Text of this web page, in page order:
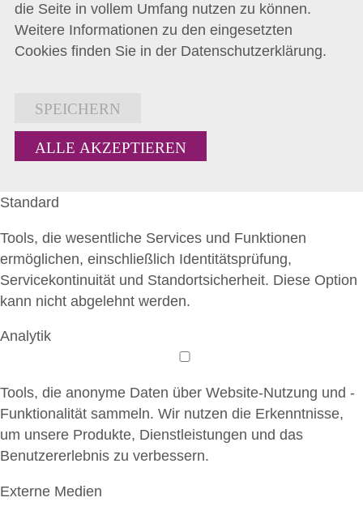
die Seite in vollem Umfang nutzen zu können.
Weitere Informationen zu den eingesetzten
Cookies finden Sie in der Datenschutzerklärung.
SPEICHERN
ALLE AKZEPTIEREN
Standard
Tools, die wesentliche Services und Funktionen
ermöglichen, einschließlich Identitätsprüfung,
Servicekontinuität und Standortsicherheit. Diese Option
kann nicht abgelehnt werden.
Analytik
Tools, die anonyme Daten über Website-Nutzung und -
Funktionalität sammeln. Wir nutzen die Erkenntnisse,
um unsere Produkte, Dienstleistungen und das
Benutzererlebnis zu verbessern.
Externe Medien